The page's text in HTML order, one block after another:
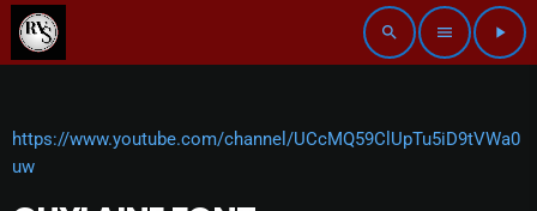
search menu play_arrow
https://www.youtube.com/channel/UCcMQ59ClUpTu5iD9tVWa0
uw